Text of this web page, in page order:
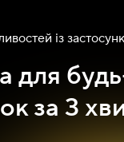
із
для
за 3